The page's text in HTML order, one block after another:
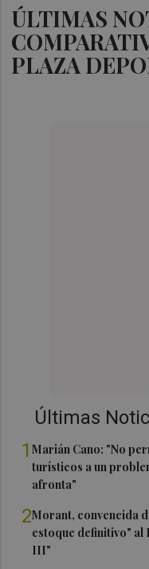
ÚLTIMAS
PLAZA
Últimas
1Marián Cano: "No
turísticos a un
afronta"
2Morant, convencida
estoque definitivo" al
III"